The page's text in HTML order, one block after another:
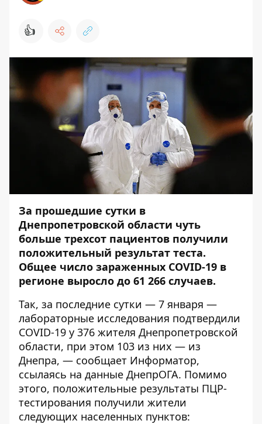
👍
За прошедшие сутки в
Днепропетровской области чуть
больше трехсот пациентов получили
положительный результат теста.
Общее число зараженных COVID-19 в
регионе выросло до 61 266 случаев.
Так, за последние сутки — 7 января —
лабораторные исследования подтвердили
COVID-19 у 376 жителя Днепропетровской
области, при этом 103 из них — из
Днепра, — сообщает Информатор,
ссылаясь на данные ДнепрОГА. Помимо
этого, положительные результаты ПЦР-
тестирования получили жители
следующих населенных пунктов: